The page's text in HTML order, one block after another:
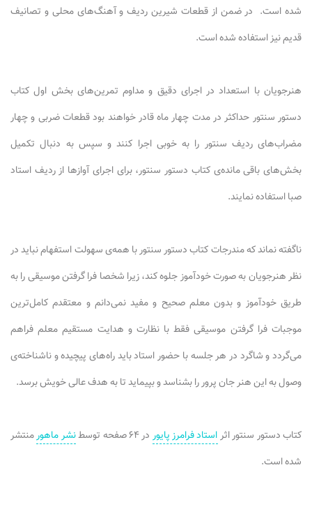
شده است. در ضمن از قطعات شیرین ردیف و آهنگ‌های محلی و تصانیف
قدیم نیز استفاده شده است.
هنرجویان با استعداد در اجرای دقیق و مداوم تمرین‌های بخش اول کتاب
دستور سنتور حداکثر در مدت چهار ماه قادر خواهند بود قطعات ضربی و چهار
مضراب‌های ردیف سنتور را به خوبی اجرا کنند و سپس به دنبال تکمیل
بخش‌های باقی مانده‌ی کتاب دستور سنتور، برای اجرای آوازها از ردیف استاد
صبا استفاده نمایند.
ناگفته نماند که مندرجات کتاب دستور سنتور با همه‌ی سهولت استفهام نباید در
نظر هنرجویان به صورت خودآموز جلوه کند، زیرا شخصا فرا گرفتن موسیقی را به
طریق خودآموز و بدون معلم صحیح و مفید نمی‌دانم و معتقدم کامل‌ترین
موجبات فرا گرفتن موسیقی فقط با نظارت و هدایت مستقیم معلم فراهم
می‌گردد و شاگرد در هر جلسه با حضور استاد باید راه‌های پیچیده و ناشناخته‌ی
وصول به این هنر جان پرور را بشناسد و بپیماید تا به هدف عالی خویش برسد.
کتاب دستور سنتور اثر استاد فرامرز پایور در ۶۴ صفحه توسط نشر ماهورمنتشر
شده است.